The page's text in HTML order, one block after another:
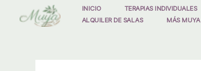
INICIO TERAPIAS INDIVIDUALES
ALQUILER DE SALAS
MÁS MUYA